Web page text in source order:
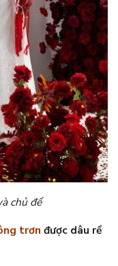
chủ để
trơn được dâu rể